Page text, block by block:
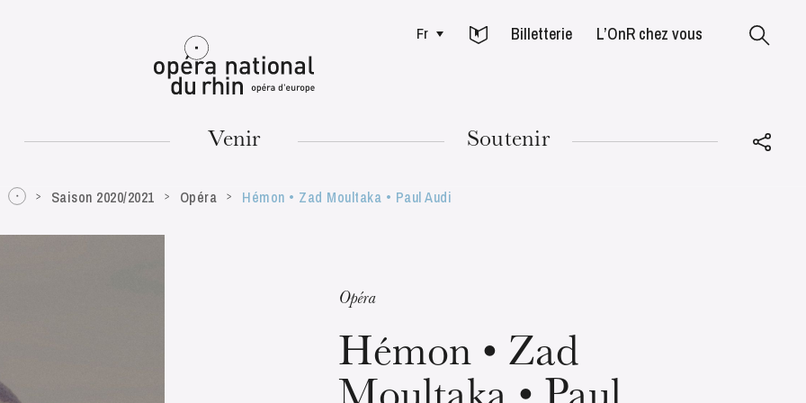
Mulhouse
Fr Billetterie L’OnR chez vous
Venir Soutenir
Saison 2020/2021 Opéra Hémon • Zad Moultaka • Paul Audi
Opéra
Hémon • Zad